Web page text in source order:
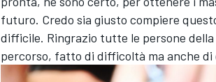
futuro. Credo sia giusto compiere
difficile. Ringrazio tutte le persone
percorso, fatto di difficoltà ma anche di